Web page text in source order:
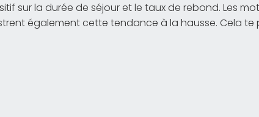
sur la durée de séjour et le taux de rebond. Les
également cette tendance à la hausse. Cela te